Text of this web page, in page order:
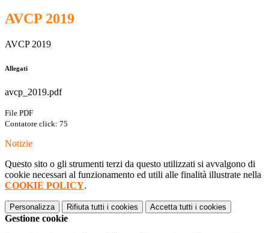
AVCP 2019
AVCP 2019
Allegati
avcp_2019.pdf
File PDF
Contatore click: 75
Notizie
Questo sito o gli strumenti terzi da questo utilizzati si avvalgono di
cookie necessari al funzionamento ed utili alle finalità illustrate nella
COOKIE POLICY.
Personalizza Rifiuta tutti i cookies Accetta tutti i cookies
Gestione cookie